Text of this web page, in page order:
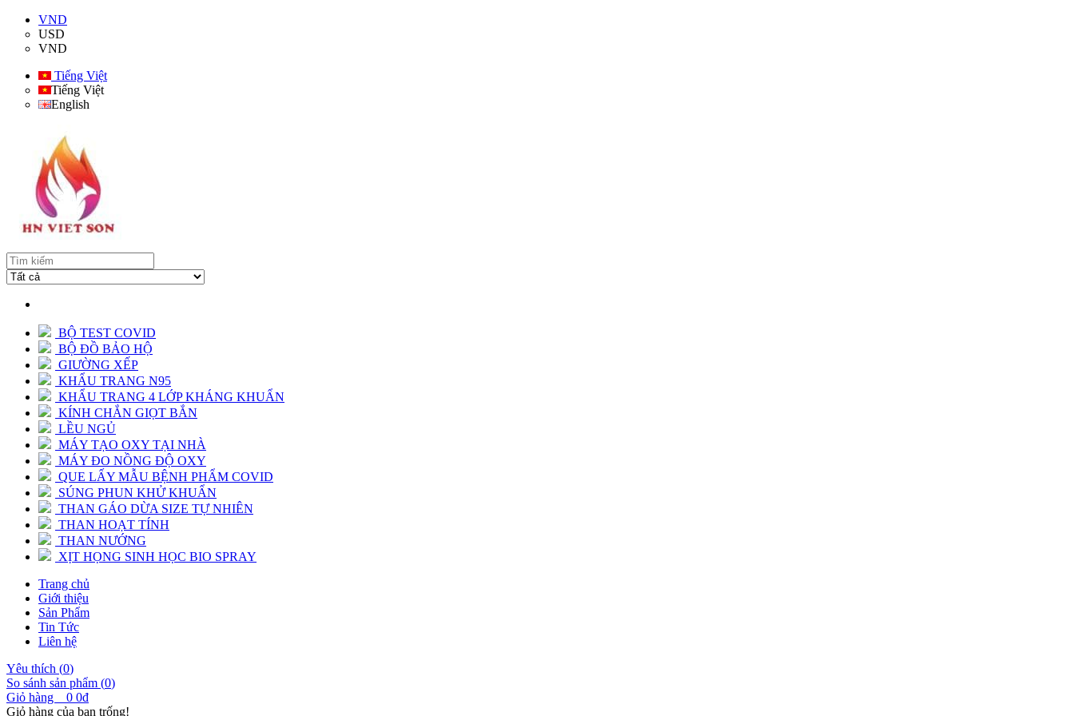
VND
USD
VND
Tiếng Việt
Tiếng Việt
English
BỘ TEST COVID
BỘ ĐỒ BẢO HỘ
GIƯỜNG XẾP
KHẨU TRANG N95
KHẨU TRANG 4 LỚP KHÁNG KHUẨN
KÍNH CHẮN GIỌT BẮN
LỀU NGỦ
MÁY TẠO OXY TẠI NHÀ
MÁY ĐO NỒNG ĐỘ OXY
QUE LẤY MẪU BỆNH PHẨM COVID
SÚNG PHUN KHỬ KHUẨN
THAN GÁO DỪA SIZE TỰ NHIÊN
THAN HOẠT TÍNH
THAN NƯỚNG
XỊT HỌNG SINH HỌC BIO SPRAY
Trang chủ
Giới thiệu
Sản Phẩm
Tin Tức
Liên hệ
Yêu thích (0)
So sánh sản phẩm (0)
Giỏ hàng
0 0đ
Giỏ hàng của bạn trống!